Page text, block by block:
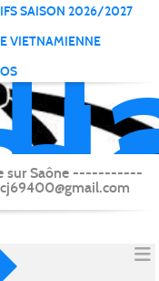
SAISON 2026/2027
VIETNAMIENNE
sur Saône -----------